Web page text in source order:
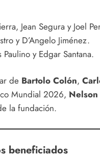
Jean Segura y Joel
y D’Angelo Jiménez.
y Edgar Santana.
de Bartolo Colón,
Mundial 2026,
la fundación.
beneficiados